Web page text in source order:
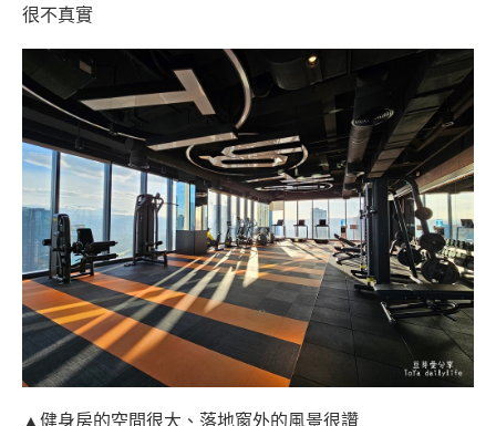
很不真實
▲健身房的空間很大、落地窗外的風景很讚